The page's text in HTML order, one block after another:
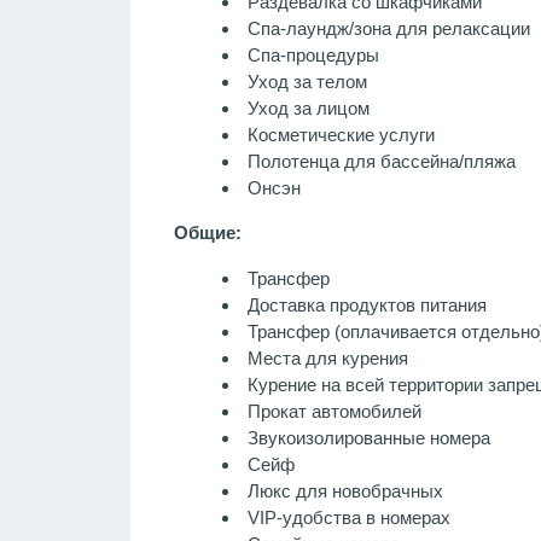
Спа-лаундж/зона для релаксации
Спа-процедуры
Уход за телом
Уход за лицом
Косметические услуги
Полотенца для бассейна/пляжа
Онсэн
Общие:
Трансфер
Доставка продуктов питания
Трансфер (оплачивается
Места для курения
Курение на всей территории
Прокат автомобилей
Звукоизолированные номера
Сейф
Люкс для новобрачных
VIP-удобства в номерах